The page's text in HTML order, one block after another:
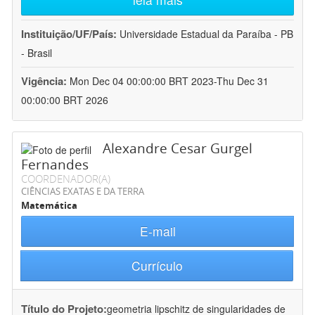
Instituição/UF/País: Universidade Estadual da Paraíba - PB
- Brasil
Vigência: Mon Dec 04 00:00:00 BRT 2023-Thu Dec 31
00:00:00 BRT 2026
Alexandre Cesar Gurgel
Fernandes
COORDENADOR(A)
CIÊNCIAS EXATAS E DA TERRA
Matemática
E-mail
Currículo
Título do Projeto:geometria lipschitz de singularidades de